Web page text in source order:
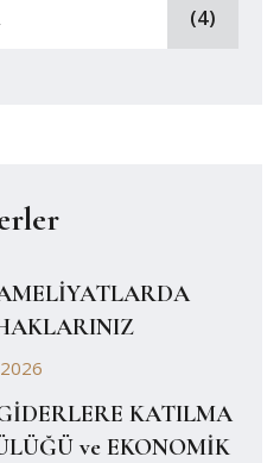
(4)
KATILMA
ve EKONOMİK